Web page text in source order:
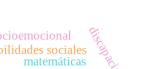
discapacidad
sociales
matemáticas